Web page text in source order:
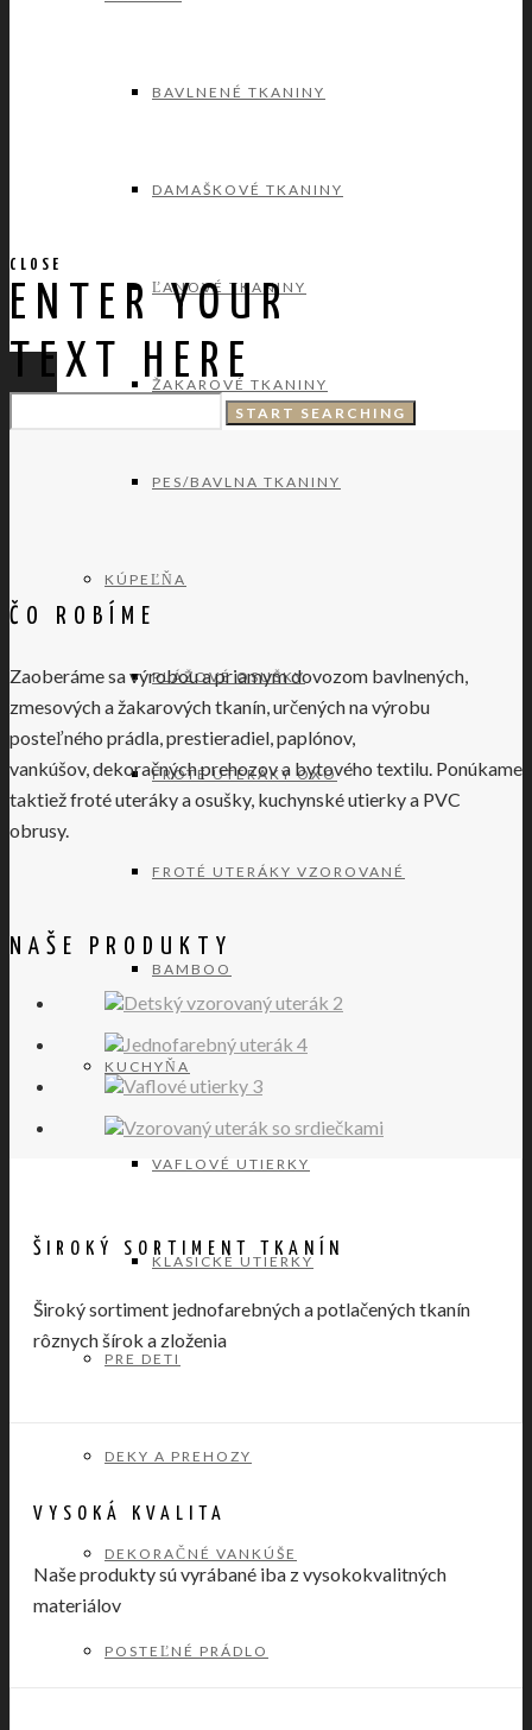
BAVLNENÉ TKANINY
DAMAŠKOVÉ TKANINY
ĽANOVÉ TKANINY
ŽAKAROVÉ TKANINY
PES/BAVLNA TKANINY
KÚPEĽŇA
PLÁŽOVÉ OSUŠKY
FROTÉ UTERÁKY OXO
FROTÉ UTERÁKY VZOROVANÉ
BAMBOO
KUCHYŇA
VAFLOVÉ UTIERKY
KLASICKÉ UTIERKY
PRE DETI
DEKY A PREHOZY
DEKORAČNÉ VANKÚŠE
POSTEĽNÉ PRÁDLO
CLOSE
ENTER YOUR
TEXT HERE
ČO ROBÍME
Zaoberáme sa výrobou a priamym dovozom bavlnených,
zmesových a žakarových tkanín, určených na výrobu
posteľného prádla, prestieradiel, paplónov,
vankúšov, dekoračných prehozov a bytového textilu. Ponúkame
taktiež froté uteráky a osušky, kuchynské utierky a PVC
obrusy.
NAŠE PRODUKTY
ŠIROKÝ SORTIMENT TKANÍN
Široký sortiment jednofarebných a potlačených tkanín
rôznych šírok a zloženia
VYSOKÁ KVALITA
Naše produkty sú vyrábané iba z vysokokvalitných
materiálov